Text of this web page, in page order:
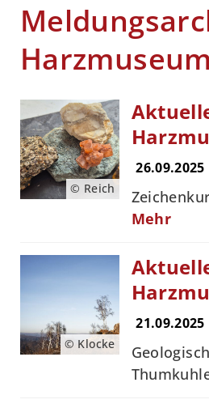
Harzmuseum
26.09.2025
Mehr
© Reich
21.09.2025
© Klocke